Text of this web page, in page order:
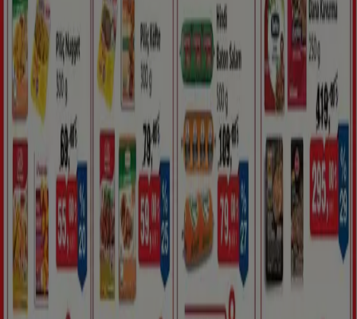
España Italia United Kingdom México
Brasil
Colombia
Argentina France
United States
Nederland
Deutschland Perú Chile
Portugal
Australia
Türkiye Polska Norge
Österreich
Sverige
Ecuador Singapore South Africa
Canada
Danmark
Suomi 日本 한국
Belgique
Schweiz
United Arab Emirates România
Maroc
Ceská republika
Slovenská republika
Magyarország
България
Reklam